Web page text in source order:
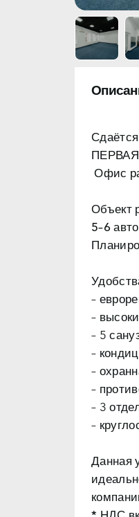
Офис
Объект
5–6
–
–
– 5
–
–
–
– 3
–
Данная